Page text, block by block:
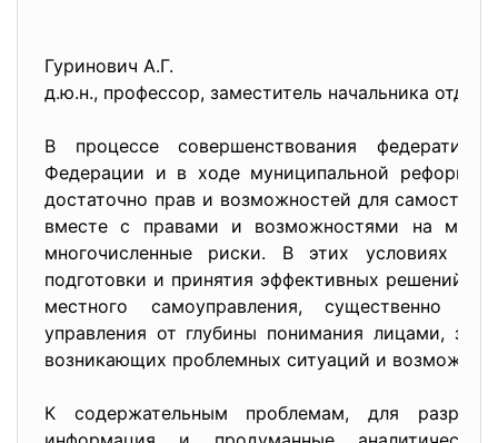
Гуринович А.Г.
д.ю.н., профессор, заместитель начальника
В процессе совершенствования
Федерации и в ходе муниципальной реформы
достаточно прав и возможностей для
вместе с правами и возможностями на
многочисленные риски. В этих условиях
подготовки и принятия эффективных решений в
местного самоуправления, существенно
управления от глубины понимания лицами,
возникающих проблемных ситуаций и
К содержательным проблемам, для